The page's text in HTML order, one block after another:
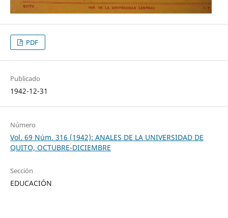
PDF
Publicado
1942-12-31
Número
Vol. 69 Núm. 316 (1942): ANALES DE LA UNIVERSIDAD DE
QUITO, OCTUBRE-DICIEMBRE
Sección
EDUCACIÓN